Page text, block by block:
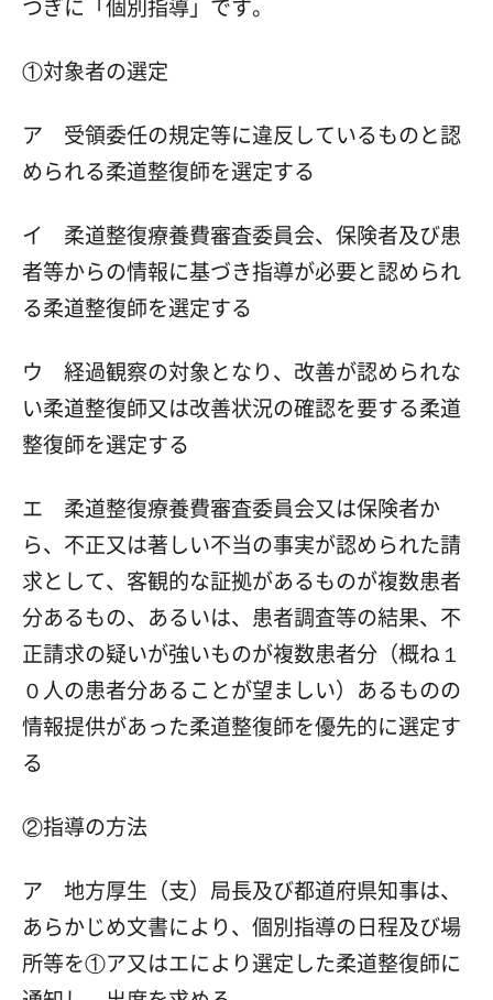
つぎに「個別指導」です。
①対象者の選定
ア 受領委任の規定等に違反しているものと認
められる柔道整復師を選定する
イ 柔道整復療養費審査委員会、保険者及び患
者等からの情報に基づき指導が必要と認められ
る柔道整復師を選定する
ウ 経過観察の対象となり、改善が認められな
い柔道整復師又は改善状況の確認を要する柔道
整復師を選定する
エ 柔道整復療養費審査委員会又は保険者か
ら、不正又は著しい不当の事実が認められた請
求として、客観的な証拠があるものが複数患者
分あるもの、あるいは、患者調査等の結果、不
正請求の疑いが強いものが複数患者分（概ね１
０人の患者分あることが望ましい）あるものの
情報提供があった柔道整復師を優先的に選定す
る
②指導の方法
ア 地方厚生（支）局長及び都道府県知事は、
あらかじめ文書により、個別指導の日程及び場
所等を①ア又はエにより選定した柔道整復師に